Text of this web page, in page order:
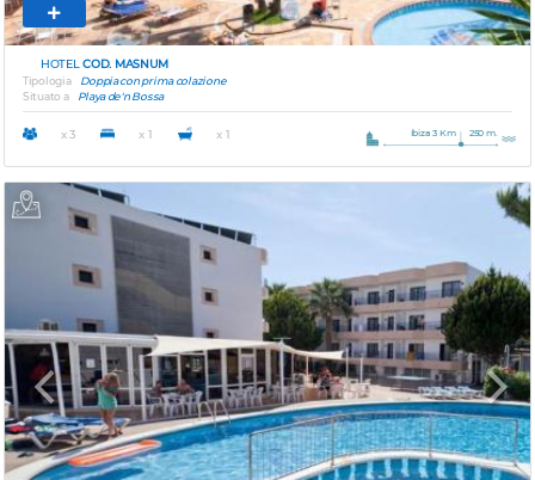
HOTELCOD. MASNUM
Tipologia
Doppia con prima colazione
Situato a
Playa de'n Bossa
x 3 x 1 x 1 Ibiza 3 Km 250 m.
Previous Next